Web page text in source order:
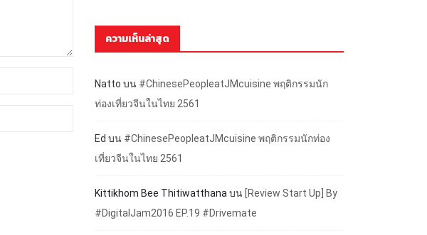
ความเห็นล่าสุด
Natto บน #ChinesePeopleatJMcuisine พฤติกรรมนัก
ท่องเที่ยวจีนในไทย 2561
Ed บน #ChinesePeopleatJMcuisine พฤติกรรมนักท่อง
เที่ยวจีนในไทย 2561
Kittikhom Bee Thitiwatthana บน [Review Start Up] By
#DigitalJam2016 EP.19 #Drivemate